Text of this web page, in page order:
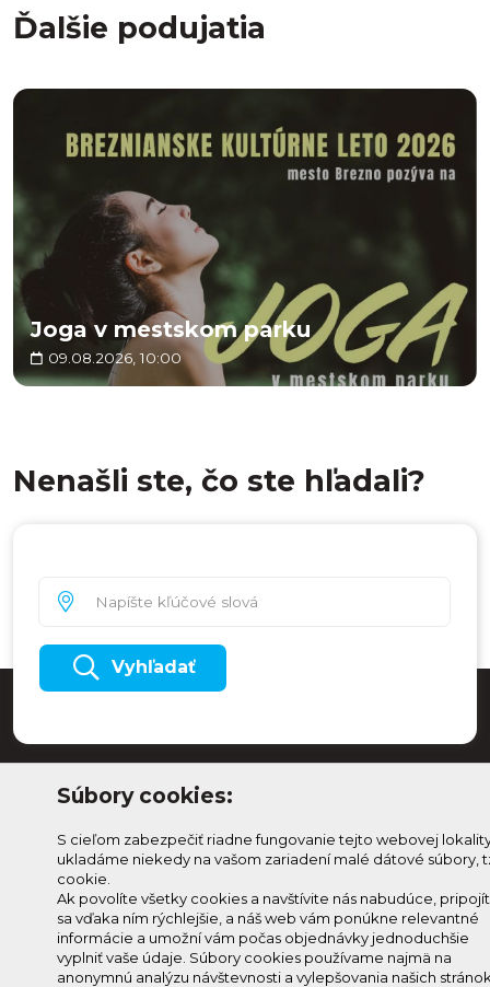
Ďalšie podujatia
Joga v mestskom parku
09.08.2026, 10:00
Nenašli ste, čo ste hľadali?
Vyhľadať
Prihlásenie
Zmeniť
Odoberaj Kam na
Horehroní
Prihlás sa na odber a
Súbory cookies:
S cieľom zabezpečiť riadne fungovanie tejto webovej
ukladáme niekedy na vašom zariadení malé dátové súbory,
cookie.
Ak povolíte všetky cookies a navštívite nás nabudúce,
sa vďaka ním rýchlejšie, a náš web vám ponúkne relevantné
informácie a umožní vám počas objednávky jednoduchšie
vyplniť vaše údaje. Súbory cookies používame najmä na
anonymnú analýzu návštevnosti a vylepšovania našich